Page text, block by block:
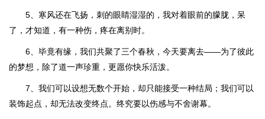
5、寒风还在飞扬，刺的眼睛湿湿的，我对着眼前的朦胧，呆
了，才知道，有一种伤，疼在离别时。
6、毕竟有缘，我们共聚了三个春秋，今天要离去——为了彼此
的梦想，除了道一声珍重，更愿你快乐活泼。
7、我们可以设想无数个开始，却只能接受一种结局；我们可以
装饰起点，却无法改变终点。终究要以伤感与不舍谢幕。